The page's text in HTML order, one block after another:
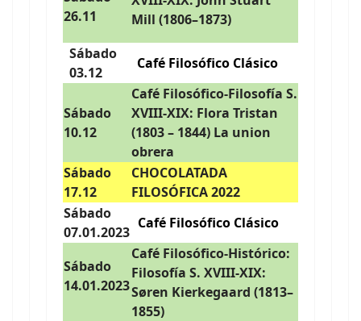
26.11
Mill (1806–1873)
Sábado
03.12
Café Filosófico Clásico
Sábado
10.12
Café Filosófico-Filosofía S.
XVIII-XIX: Flora Tristan
(1803 – 1844) La union
obrera
Sábado
17.12
CHOCOLATADA
FILOSÓFICA 2022
Sábado
07.01.2023
Café Filosófico Clásico
Sábado
14.01.2023
Café Filosófico-Histórico:
Filosofía S. XVIII-XIX:
Søren Kierkegaard (1813–
1855)